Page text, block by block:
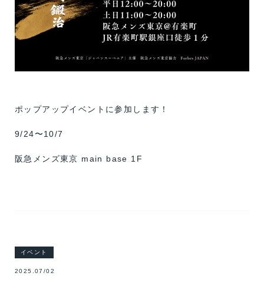
ポップアップイベントに参加します！
9/24〜10/7
阪急メンズ東京 main base 1F
イベント
2025.07/02